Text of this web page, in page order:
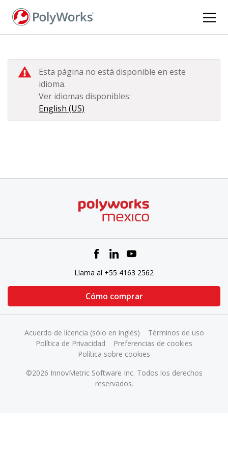
Pasar
Esta página no está disponible en este
idioma.
Ver idiomas disponibles:
English (US)
Llama al +55 4163 2562
Cómo comprar
©2026 InnovMetric Software Inc. Todos los derechos
reservados.
Acuerdo de licencia (sólo en inglés)
Términos de uso
Política de Privacidad
Preferencias de cookies
Política sobre cookies